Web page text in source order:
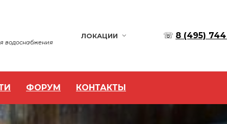
водоснабжения
ЛОКАЦИИ ☏ 8 (495)
ФОРУМ КОНТАКТЫ